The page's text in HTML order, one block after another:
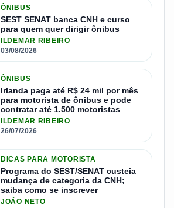
ÔNIBUS
SEST SENAT banca CNH e curso
para quem quer dirigir ônibus
ILDEMAR RIBEIRO
03/08/2026
ÔNIBUS
Irlanda paga até R$ 24 mil por mês
para motorista de ônibus e pode
contratar até 1.500 motoristas
ILDEMAR RIBEIRO
26/07/2026
DICAS PARA MOTORISTA
Programa do SEST/SENAT custeia
mudança de categoria da CNH;
saiba como se inscrever
JOÃO NETO